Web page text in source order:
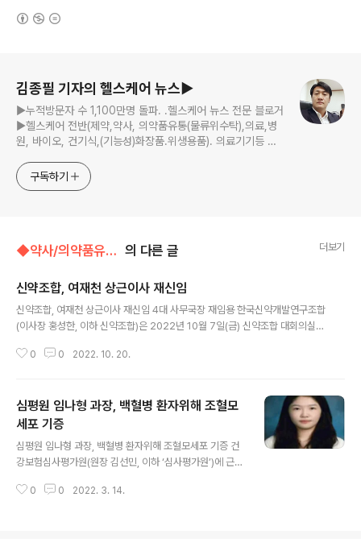
김종필 기자의 헬스케어 뉴스▶
▶누적방문자 수 1,100만명 돌파. .헬스케어 뉴스 전문 블로거
▶헬스케어 전반(제약,약사, 의약품유통(물류위수탁),의료,병
원, 바이오, 건기식,(기능성)화장품.위생용품). 의료기기등 ☞
jp11222@naver.com
구독하기
◆약사/의약품유통/▷약계사람들 의 다른 글 더보기
신약조합, 여재천 상근이사 재신임
신약조합, 여재천 상근이사 재신임 4대 사무국장 재임용 한국신약개발연구조합
(이사장 홍성한, 이하 신약조합)은 2022년 10월 7일(금) 신약조합 대회의실에
무국장으로 재신임했다고 밝혔다. 여재천 사무국장은 “34년간의 행정 전문가
0 0 2022. 10. 20.
심평원 임나형 과장, 백혈병 환자위해 조혈모
세포 기증
심평원 임나형 과장, 백혈병 환자위해 조혈모세포 기증 건
강보험심사평가원(원장 김선민, 이하 ‘심사평가원’)에 근무
포를 기증했다. 임나형 과장은 코로나19 오미크론이 최고
0 0 2022. 3. 14.